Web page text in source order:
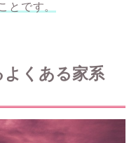
とです。
くある家系